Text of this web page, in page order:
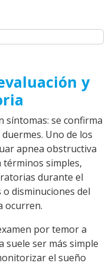
y
síntomas: se confirma
Uno de los
apnea obstructiva
términos simples,
durante el
disminuciones del
ocurren.
por temor a
suele ser más simple
el sueño